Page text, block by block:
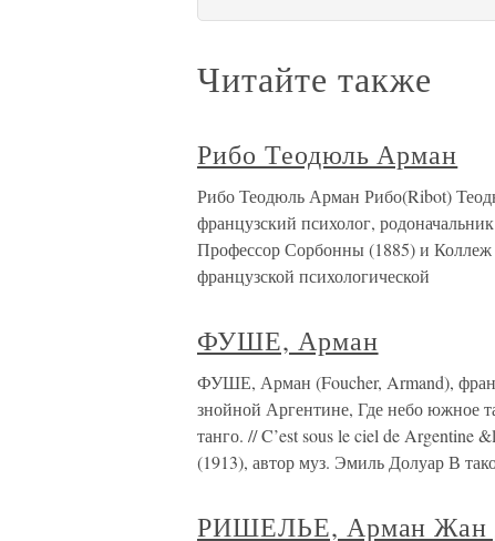
Читайте также
Рибо Теодюль Арман
Рибо Теодюль Арман Рибо(Ribot)
французский психолог,
Профессор Сорбонны (1885) и Коллеж
французской психологической
ФУШЕ, Арман
ФУШЕ, Арман (Foucher, Armand),
знойной Аргентине, Где небо южное
танго. // C’est sous le ciel de
(1913), автор муз. Эмиль Долуар В
РИШЕЛЬЕ, Арман Жан